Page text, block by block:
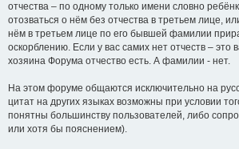
отчества – по одному только имени словно
отозваться о нём без отчества в третьем лице,
нём в третьем лице по его бывшей фамилии
оскорблению. Если у вас самих нет отчеств – это
хозяина Форума отчество есть. А фамилии - нет.
На этом форуме общаются исключительно на
цитат на других языках возможны при условии
понятны большинству пользователей, либо
или хотя бы пояснением).